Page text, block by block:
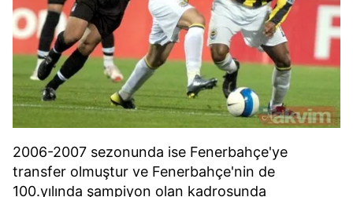
2006-2007 sezonunda ise Fenerbahçe'ye
transfer olmuştur ve Fenerbahçe'nin de
100.yılında şampiyon olan kadrosunda